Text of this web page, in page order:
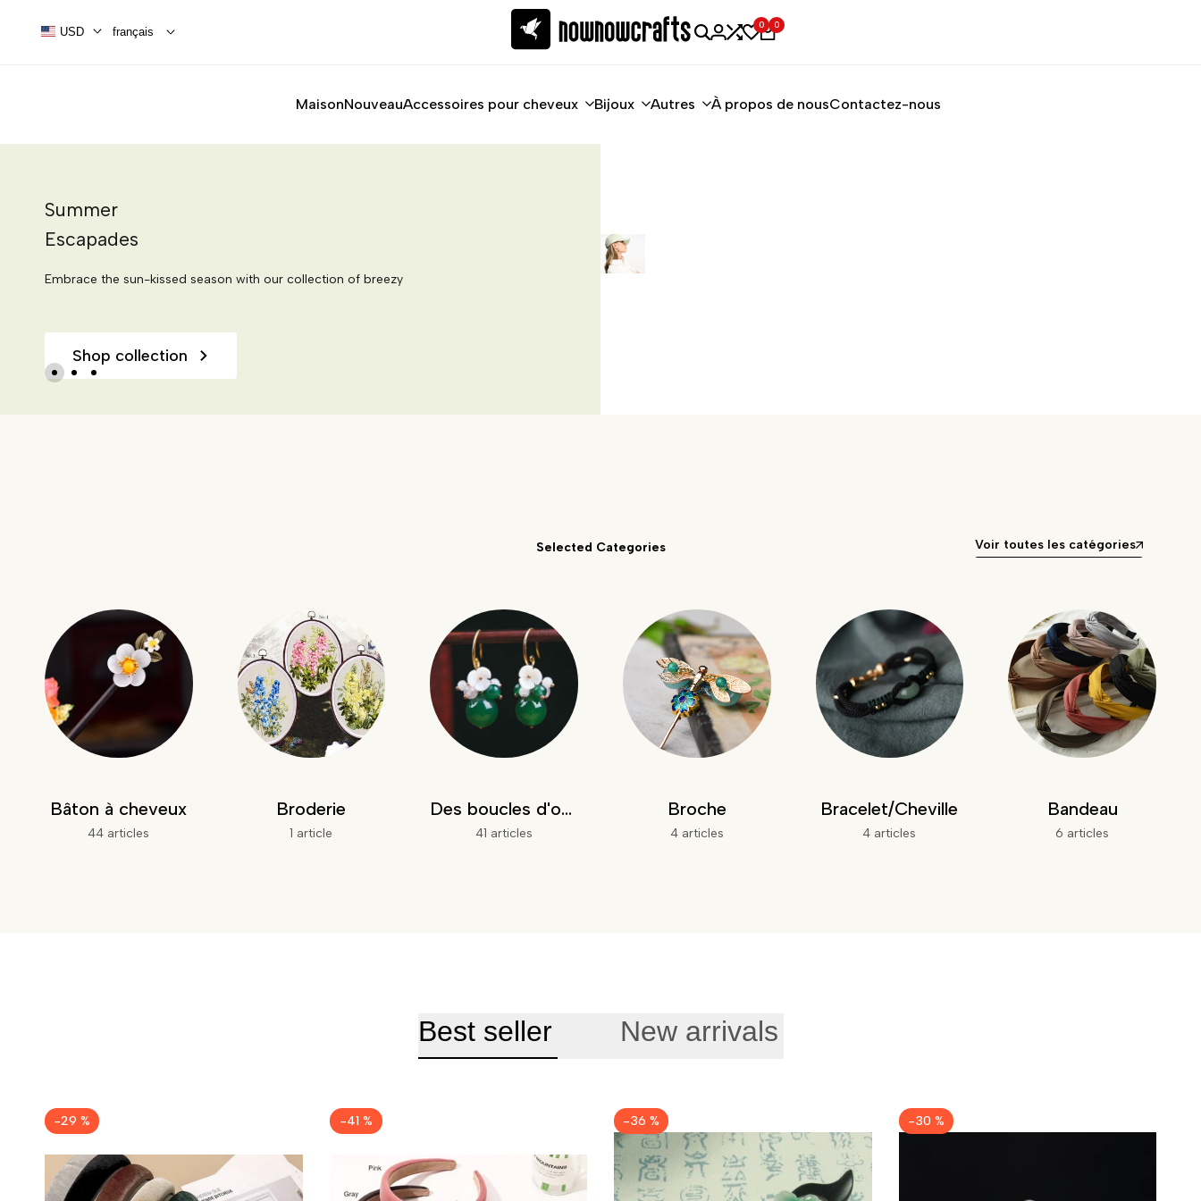
USD français
0 0
MaisonNouveauAccessoires pour cheveux Bijoux Autres À propos de nousContactez-nous
Summer
Escapades
Embrace the sun-kissed season with our collection of breezy
Shop collection
Multi-faceted
Beauty
Embrace the sun-kissed season with our collection of breezy
Shop collection
Effortless
Elegance
Embrace the sun-kissed season with our collection of breezy
Shop collection
Selected Categories Voir toutes les catégories
Bâton à cheveux
44 articles
Broderie
1 article
Des boucles d'oreilles
41 articles
Broche
4 articles
Bracelet/Cheville
4 articles
Bandeau
6 articles
Best seller New arrivals
-29 % -41 % -36 % -30 %